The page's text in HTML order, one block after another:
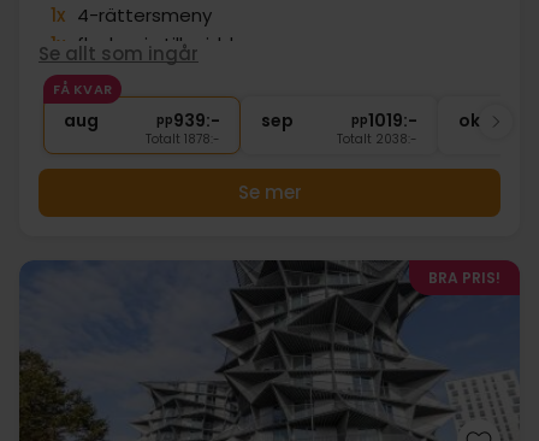
1x 4-rättersmeny
1x flaska vin till middagen
1x kaffe och te
∞ Gratis parkering
Se allt som ingår
FÅ KVAR
aug pp939:-
Totalt 1878:-
sep pp1019:-
Totalt 2038:-
okt
Se mer
BRA PRIS!